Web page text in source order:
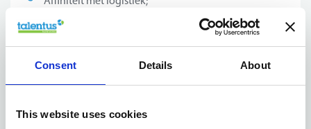
Consent Details About
This website uses cookies
Goede kennis Nederlands;
Vlot met PC en administratief sterk;
Rasechte teamplayer;
Woont op maximum een halfuur rijden;
jobinhoud (volgens de drukte).